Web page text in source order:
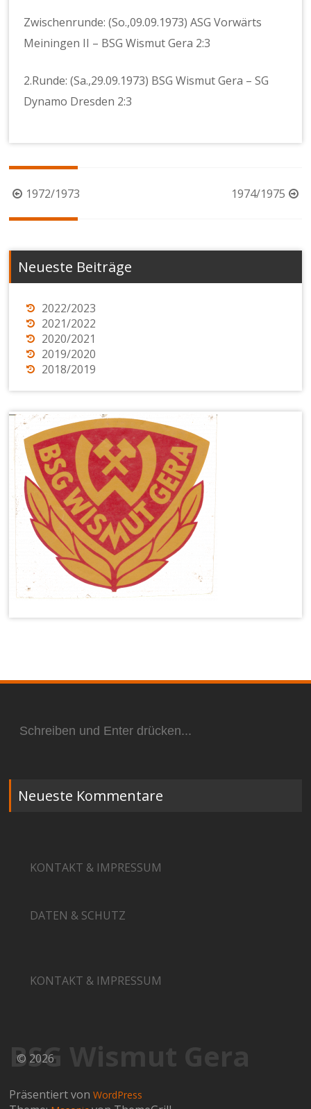
Zwischenrunde: (So.,09.09.1973) ASG Vorwärts
Meiningen II – BSG Wismut Gera 2:3
2.Runde: (Sa.,29.09.1973) BSG Wismut Gera – SG
Dynamo Dresden 2:3
Beitragsnavigation
1972/1973 1974/1975
Neueste Beiträge
2022/2023
2021/2022
2020/2021
2019/2020
2018/2019
nach:
Neueste Kommentare
KONTAKT & IMPRESSUM
DATEN & SCHUTZ
KONTAKT & IMPRESSUM
BSG Wismut Gera
© 2026
Präsentiert vonWordPress